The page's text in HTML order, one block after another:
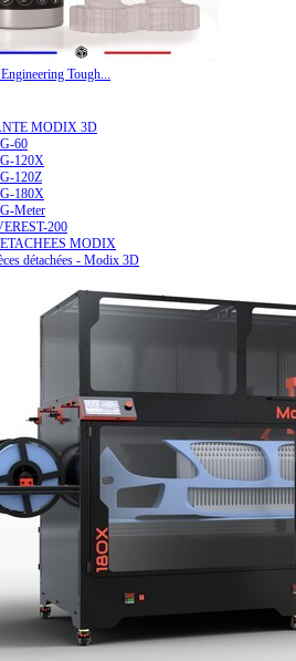
Tough...
MODIX 3D
60
120X
120Z
180X
Meter
200
MODIX
détachées - Modix 3D